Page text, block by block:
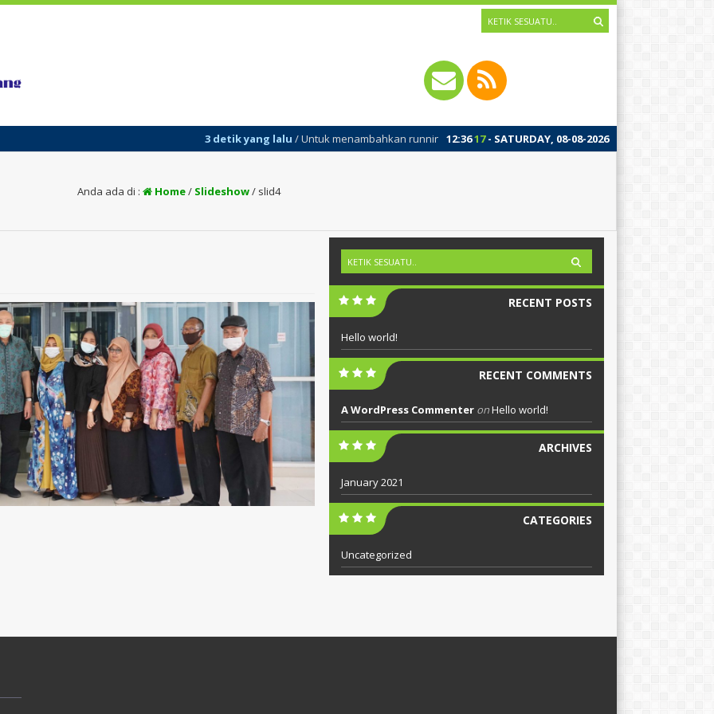
12:3617- SATURDAY, 08-08-2026
3 detik yang lalu/ Untuk menambahkan running text silahkan ke Dashboard > Sekilas Info
Anda ada di : Home/ Slideshow/ slid4
RECENT POSTS
Hello world!
RECENT COMMENTS
A WordPress CommenteronHello world!
ARCHIVES
January 2021
CATEGORIES
Uncategorized